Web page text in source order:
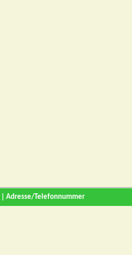
Adresse/Telefonnummer